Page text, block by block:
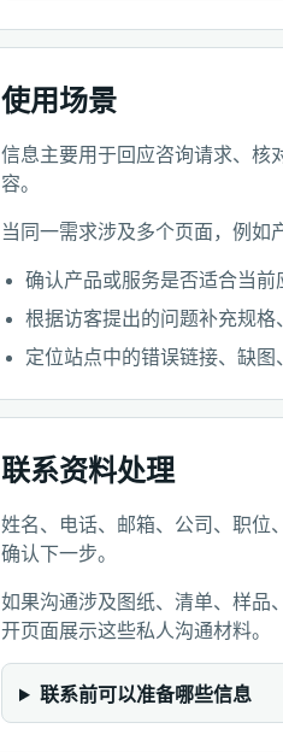
使用场景
信息主要用于回应咨询请求、核
容。
当同一需求涉及多个页面，例如
确认产品或服务是否适合当前
根据访客提出的问题补充规格
定位站点中的错误链接、缺图
联系资料处理
姓名、电话、邮箱、公司、职位
确认下一步。
如果沟通涉及图纸、清单、样品
开页面展示这些私人沟通材料。
联系前可以准备哪些信息